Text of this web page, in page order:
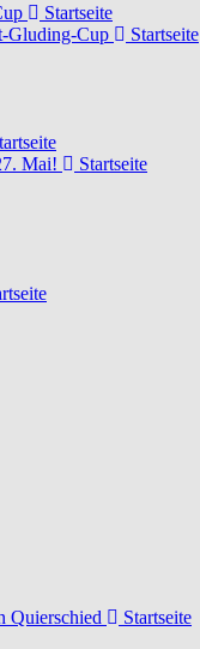
Startseite
Gluding-Cup
Startseite
Mai!
Startseite
Quierschied
Startseite